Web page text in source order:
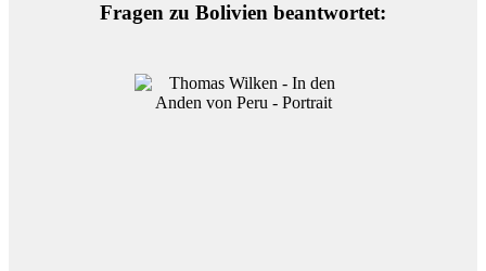
Fragen zu Bolivien beantwortet: